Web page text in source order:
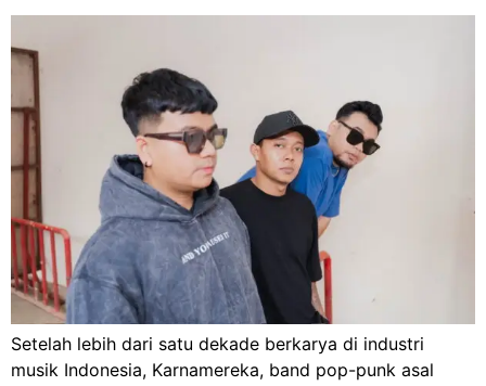
Setelah lebih dari satu dekade berkarya di industri
musik Indonesia, Karnamereka, band pop-punk asal